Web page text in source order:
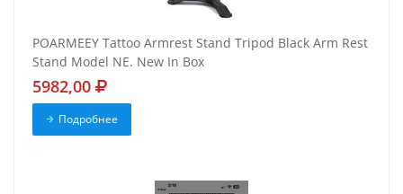
POARMEEY Tattoo Armrest Stand Tripod Black Arm Rest
Stand Model NE. New In Box
5982,00
Подробнее